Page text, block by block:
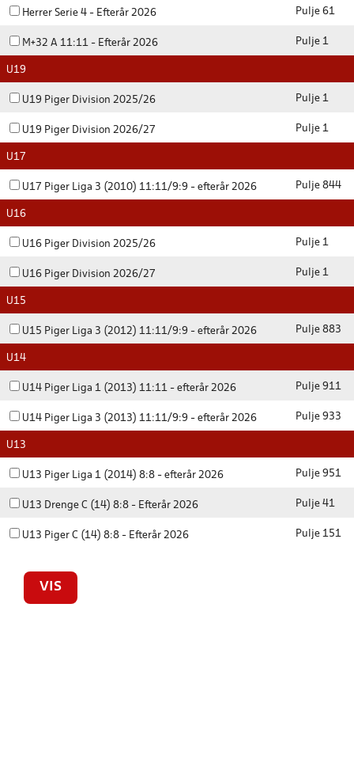
Herrer Serie 4 - Efterår 2026 Pulje 61
M+32 A 11:11 - Efterår 2026 Pulje 1
U19
U19 Piger Division 2025/26 Pulje 1
U19 Piger Division 2026/27 Pulje 1
U17
U17 Piger Liga 3 (2010) 11:11/9:9 - efterår 2026 Pulje 844
U16
U16 Piger Division 2025/26 Pulje 1
U16 Piger Division 2026/27 Pulje 1
U15
U15 Piger Liga 3 (2012) 11:11/9:9 - efterår 2026 Pulje 883
U14
U14 Piger Liga 1 (2013) 11:11 - efterår 2026 Pulje 911
U14 Piger Liga 3 (2013) 11:11/9:9 - efterår 2026 Pulje 933
U13
U13 Piger Liga 1 (2014) 8:8 - efterår 2026 Pulje 951
U13 Drenge C (14) 8:8 - Efterår 2026 Pulje 41
U13 Piger C (14) 8:8 - Efterår 2026 Pulje 151
VIS